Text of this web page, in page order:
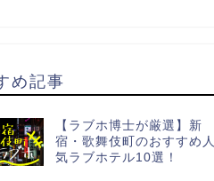
め記事
【ラブホ博士が厳選】新
宿・歌舞伎町のおすすめ人
気ラブホテル10選！